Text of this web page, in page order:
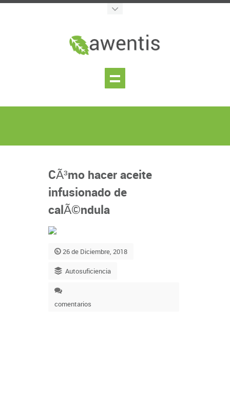
CÃ³mo hacer aceite
infusionado de
calÃ©ndula
26 de Diciembre, 2018
Autosuficiencia
comentarios